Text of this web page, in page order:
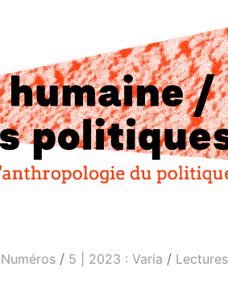
Numéros 5 | 2023 : Varia Lectures